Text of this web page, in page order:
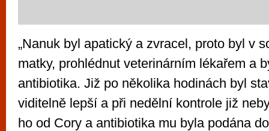
„Nanuk byl apatický a zvracel, proto byl v
matky, prohlédnut veterinárním lékařem a
antibiotika. Již po několika hodinách byl
viditelně lepší a při nedělní kontrole již
ho od Cory a antibiotika mu byla podána